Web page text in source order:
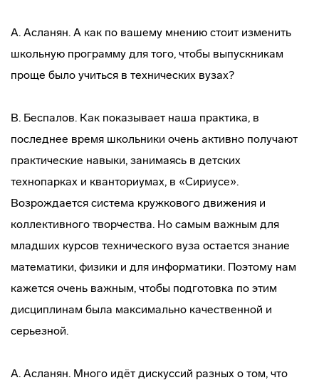
А. Асланян. А как по вашему мнению стоит изменить
школьную программу для того, чтобы выпускникам
проще было учиться в технических вузах?
В. Беспалов. Как показывает наша практика, в
последнее время школьники очень активно получают
практические навыки, занимаясь в детских
технопарках и кванториумах, в «Сириусе».
Возрождается система кружкового движения и
коллективного творчества. Но самым важным для
младших курсов технического вуза остается знание
математики, физики и для информатики. Поэтому нам
кажется очень важным, чтобы подготовка по этим
дисциплинам была максимально качественной и
серьезной.
А. Асланян. Много идёт дискуссий разных о том, что